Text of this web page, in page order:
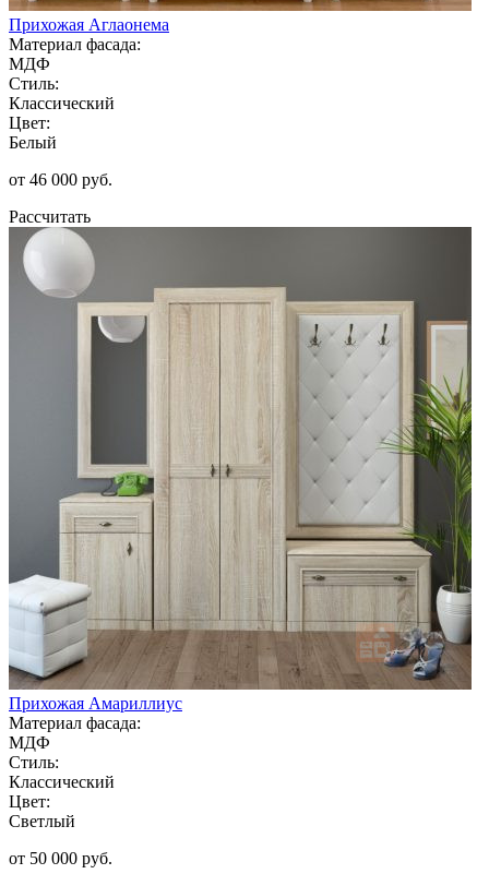
Прихожая Аглаонема
Материал фасада:
МДФ
Стиль:
Классический
Цвет:
Белый
от 46 000 руб.
Рассчитать
Прихожая Амариллиус
Материал фасада:
МДФ
Стиль:
Классический
Цвет:
Светлый
от 50 000 руб.